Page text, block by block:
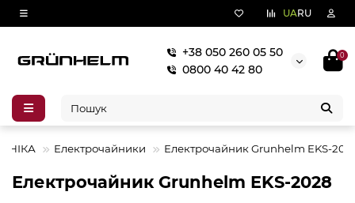
UARU
+38 050 260 05 50
0800 40 42 80
0
Електрочайники Електрочайник Grunhelm EKS-
Електрочайник Grunhelm EKS-2028